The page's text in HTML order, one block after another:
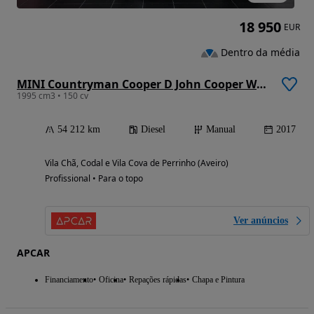
MINI Countryman Cooper D John Cooper Works
1995 cm3 • 150 cv
54 212 km Diesel Manual 2017
Vila Chã, Codal e Vila Cova de Perrinho (Aveiro)
Profissional • Para o topo
Ver anúncios
APCAR
Financiamento Oficina Repações rápidas Chapa e Pintura
18 950 EUR
Dentro da média